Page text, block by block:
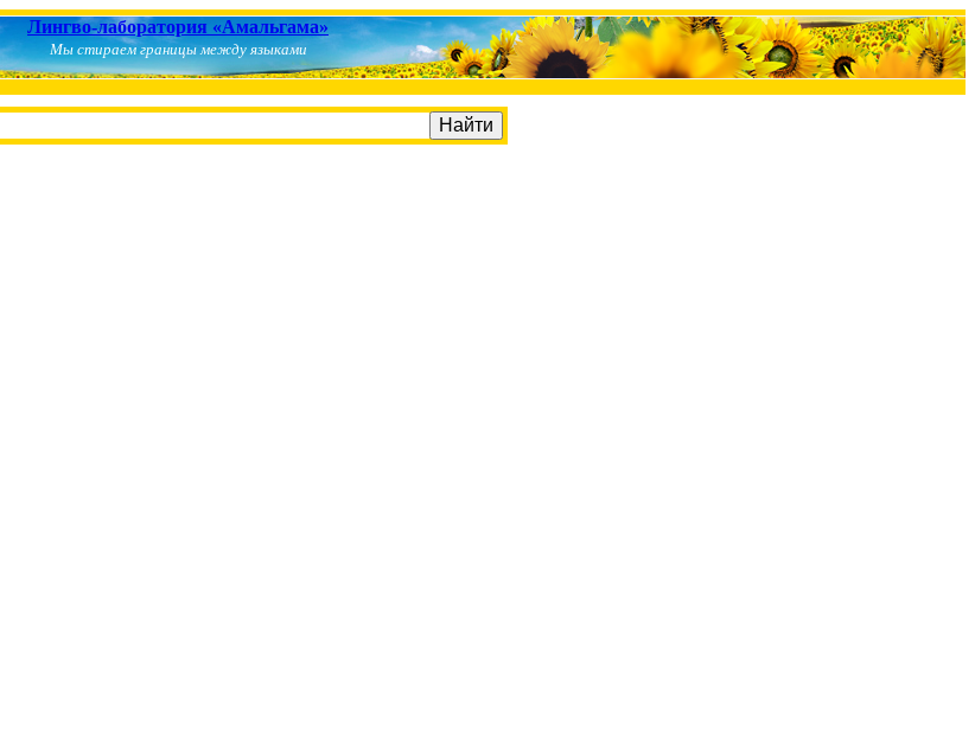
Лингво-лаборатория «Амальгама»
Мы стираем границы между языками